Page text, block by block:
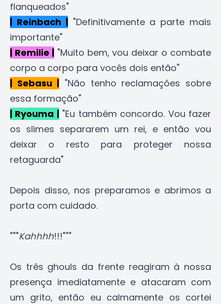
flanqueados"
| Reinbach |"Definitivamente a parte mais
importante"
| Remilie |"Muito bem, vou deixar o combate
corpo a corpo para vocês dois então"
| Sebasu | "Não tenho reclamações sobre
essa formação"
| Ryouma |"Eu também concordo. Vou fazer
os slimes separarem um rei, e então vou
deixar o resto para proteger nossa
retaguarda"
Depois disso, nos preparamos e abrimos a
porta com cuidado.
"""Kahhhh!!!"""
Os três ghouls da frente reagiram à nossa
presença imediatamente e atacaram com
um grito, então eu calmamente os cortei